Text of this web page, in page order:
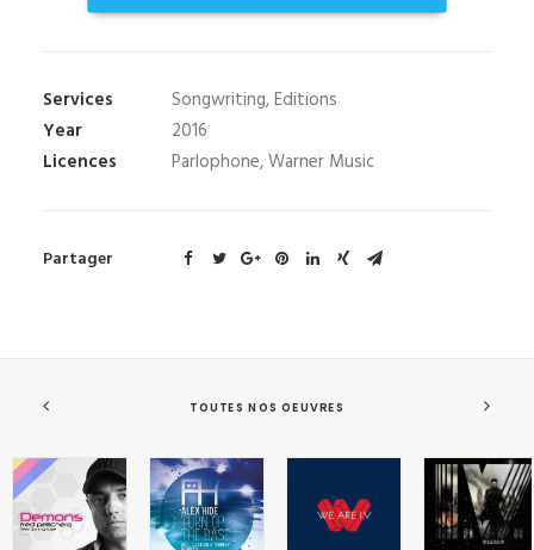
Services
Songwriting, Editions
Year
2016
Licences
Parlophone, Warner Music
Partager
TOUTES NOS OEUVRES